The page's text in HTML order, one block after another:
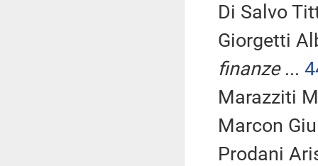
Di Salvo
Giorgetti
finanze...
Marazziti
Marcon
Prodani